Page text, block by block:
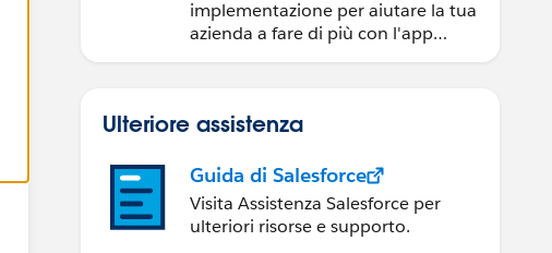
implementazione per aiutare la tua
azienda a fare di più con l'app
Ulteriore assistenza
Guida di Salesforce
Visita Assistenza Salesforce per
ulteriori risorse e supporto.